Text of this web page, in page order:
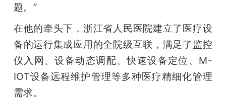
题。”
在他的牵头下，浙江省人民医院建立了医疗设
备的运行集成应用的全院级互联，满足了监控
仪入网、设备动态调配、快速设备定位、M-
IOT设备远程维护管理等多种医疗精细化管理
需求。